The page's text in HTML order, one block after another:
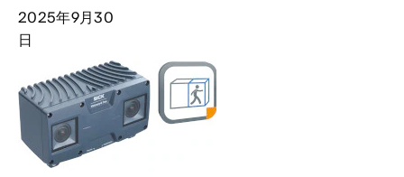
2025年9月30
日